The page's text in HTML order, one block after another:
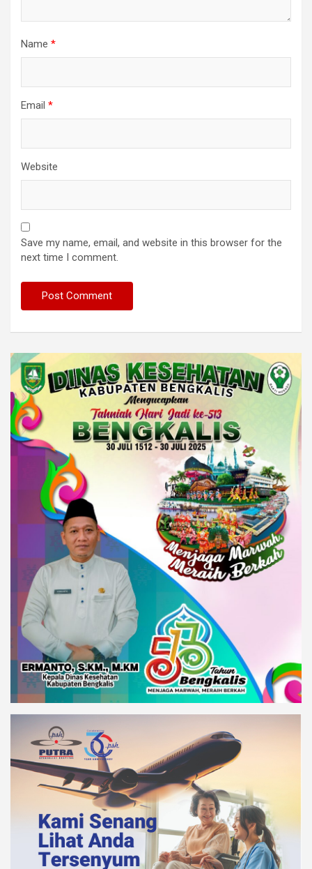
Name *
Email *
Website
Save my name, email, and website in this browser for the
next time I comment.